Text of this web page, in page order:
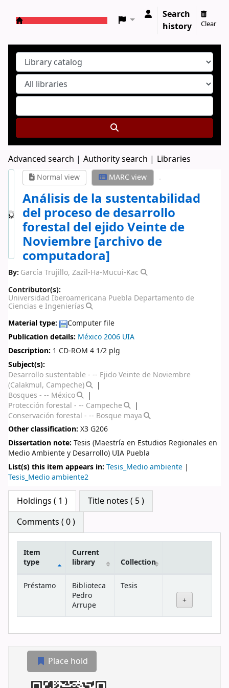
Search
history
Clear
Advanced search Authority search Libraries
Normal view MARC view
Análisis de la sustentabilidad
del proceso de desarrollo
forestal del ejido Veinte de
Noviembre[archivo de
computadora]
By: García Trujillo, Zazil-Ha-Mucui-Kac
Contributor(s):
Universidad Iberoamericana Puebla Departamento de
Ciencias e Ingenierías
Material type:
Computer file
Publication details: México2006 UIA
Description: 1 CD-ROM 4 1/2 plg
Subject(s):
Desarrollo sustentable - -- Ejido Veinte de Noviembre
(Calakmul, Campeche)
Bosques - -- México
Protección forestal - -- Campeche
Conservación forestal - -- Bosque maya
Other classification: X3 G206
Dissertation note: Tesis (Maestría en Estudios Regionales en
Medio Ambiente y Desarrollo) UIA Puebla
List(s) this item appears in: Tesis_Medio ambiente |
Tesis_Medio ambiente2
Star ratings
Holdings ( 1 )
Title notes ( 5 )
Comments ( 0 )
Holdings
Item
type
Current
library
Collection
Préstamo
Biblioteca
Pedro
Arrupe
Tesis
Place hold